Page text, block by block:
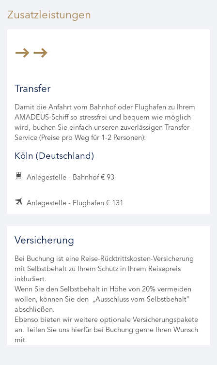
Zusatzleistungen
Transfer
Damit die Anfahrt vom Bahnhof oder Flughafen zu Ihrem
AMADEUS-Schiff so stressfrei und bequem wie möglich
wird, buchen Sie einfach unseren zuverlässigen Transfer-
Service (Preise pro Weg für 1-2 Personen):
Köln (Deutschland)
Anlegestelle - Bahnhof € 93
Anlegestelle - Flughafen € 131
Versicherung
Bei Buchung ist eine Reise-Rücktrittskosten-Versicherung
mit Selbstbehalt zu Ihrem Schutz in Ihrem Reisepreis
inkludiert.
Wenn Sie den Selbstbehalt in Höhe von 20% vermeiden
wollen, können Sie den „Ausschluss vom Selbstbehalt“
abschließen.
Ebenso bieten wir weitere optionale Versicherungspakete
an. Teilen Sie uns hierfür bei Buchung gerne Ihren Wunsch
mit.